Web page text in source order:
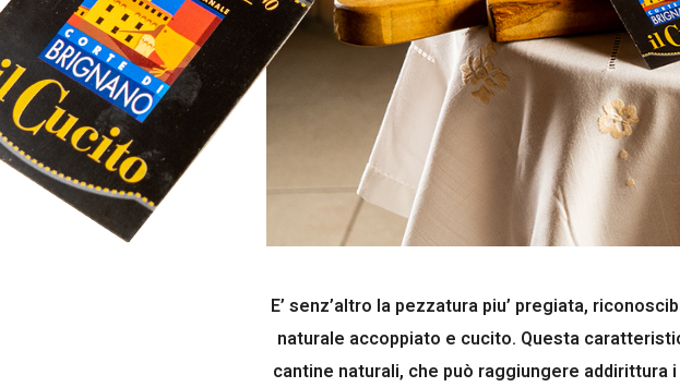
E’ senz’altro la pezzatura piu’ pregiata,
naturale accoppiato e cucito. Questa
cantine naturali, che può raggiungere